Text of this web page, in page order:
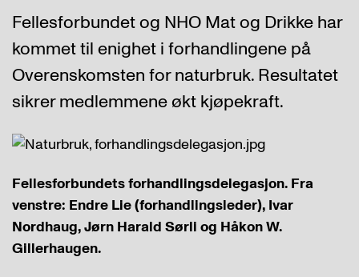
Fellesforbundet og NHO Mat og Drikke har
kommet til enighet i forhandlingene på
Overenskomsten for naturbruk. Resultatet
sikrer medlemmene økt kjøpekraft.
Fellesforbundets forhandlingsdelegasjon. Fra
venstre: Endre Lie (forhandlingsleder), Ivar
Nordhaug, Jørn Harald Sørli og Håkon W.
Gillerhaugen.